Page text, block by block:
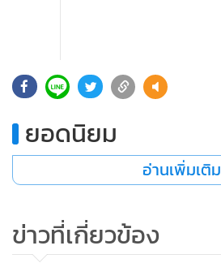
ยอดนิยม
อ่านเพิ่มเติม
ข่าวที่เกี่ยวข้อง